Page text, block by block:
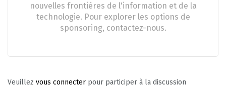
nouvelles frontières de l'information et de la
technologie. Pour explorer les options de
sponsoring, contactez-nous.
Veuillez vous connecter pour participer à la discussion